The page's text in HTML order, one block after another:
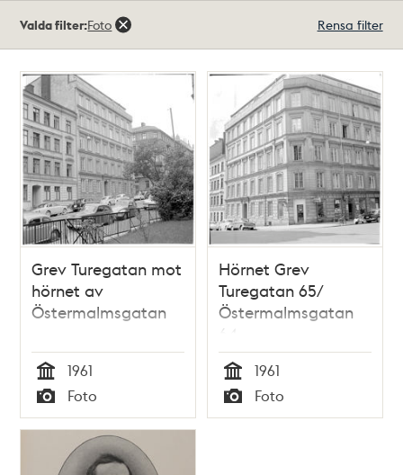
träffar
Valda filter:Foto Rensa filter
Grev Turegatan mot
hörnet av
Östermalmsgatan
Tid
1961
Typ
Foto
Hörnet Grev
Turegatan 65/
Östermalmsgatan
64
Tid
1961
Typ
Foto